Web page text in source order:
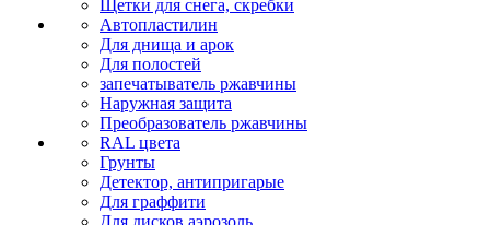
Щетки для снега, скребки
Автопластилин
Для днища и арок
Для полостей
запечатыватель ржавчины
Наружная защита
Преобразователь ржавчины
RAL цвета
Грунты
Детектор, антипригарые
Для граффити
Для дисков аэрозоль